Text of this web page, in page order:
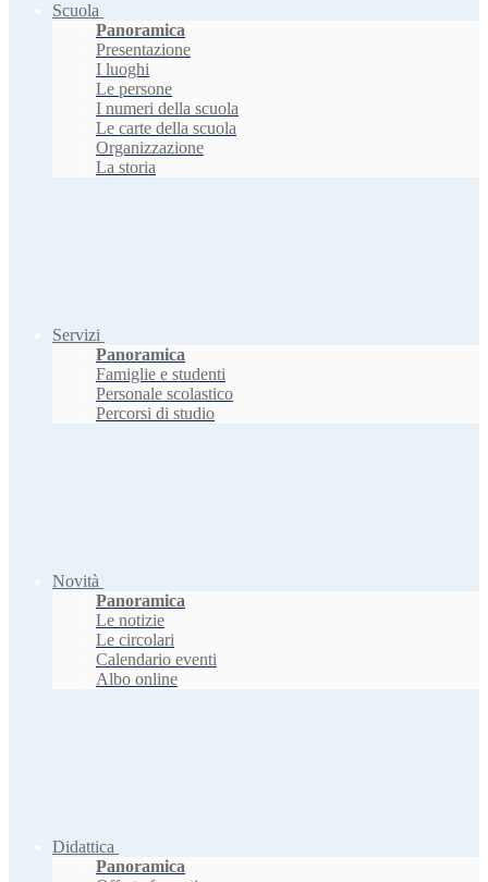
Scuola
Panoramica
Presentazione
I luoghi
Le persone
I numeri della scuola
Le carte della scuola
Organizzazione
La storia
Servizi
Panoramica
Famiglie e studenti
Personale scolastico
Percorsi di studio
Novità
Panoramica
Le notizie
Le circolari
Calendario eventi
Albo online
Didattica
Panoramica